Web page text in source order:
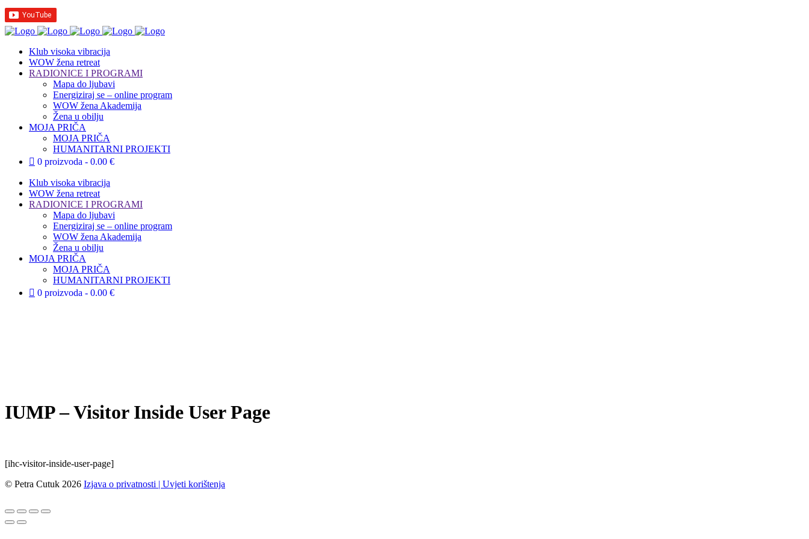
Klub visoka vibracija
WOW žena retreat
RADIONICE I PROGRAMI
Mapa do ljubavi
Energiziraj se – online program
WOW žena Akademija
Žena u obilju
MOJA PRIČA
MOJA PRIČA
HUMANITARNI PROJEKTI
0 proizvoda
0.00 €
Klub visoka vibracija
WOW žena retreat
RADIONICE I PROGRAMI
Mapa do ljubavi
Energiziraj se – online program
WOW žena Akademija
Žena u obilju
MOJA PRIČA
MOJA PRIČA
HUMANITARNI PROJEKTI
0 proizvoda
0.00 €
IUMP – Visitor Inside User Page
[ihc-visitor-inside-user-page]
© Petra Cutuk 2026 Izjava o privatnosti | Uvjeti korištenja